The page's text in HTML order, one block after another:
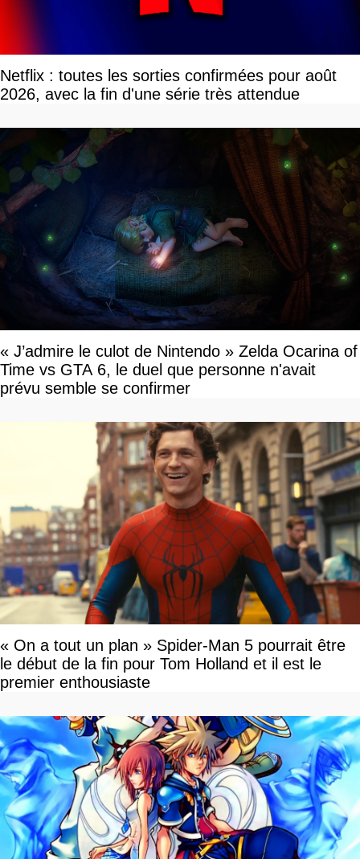
Netflix : toutes les sorties confirmées pour août
2026, avec la fin d'une série très attendue
« J’admire le culot de Nintendo » Zelda Ocarina of
Time vs GTA 6, le duel que personne n'avait
prévu semble se confirmer
« On a tout un plan » Spider-Man 5 pourrait être
le début de la fin pour Tom Holland et il est le
premier enthousiaste